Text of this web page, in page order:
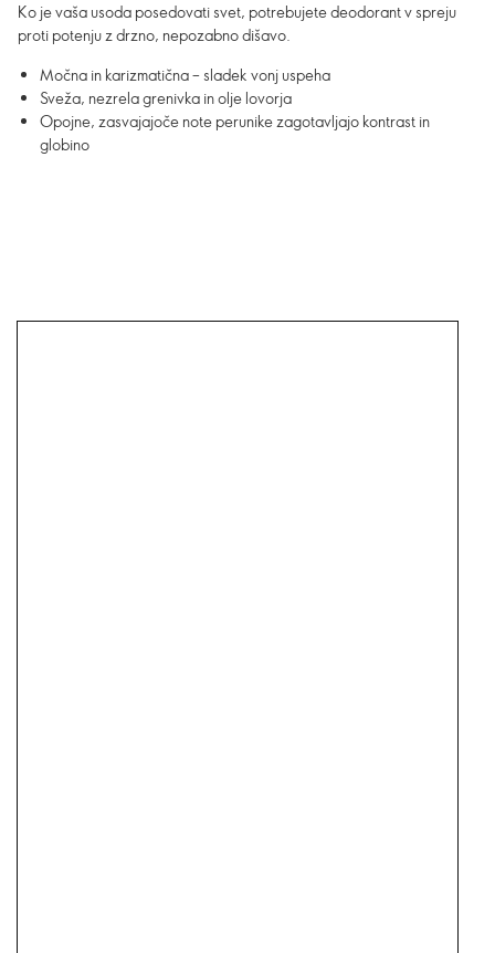
Ko je vaša usoda posedovati svet, potrebujete deodorant v spreju
proti potenju z drzno, nepozabno dišavo.
Močna in karizmatična – sladek vonj uspeha
Sveža, nezrela grenivka in olje lovorja
Opojne, zasvajajoče note perunike zagotavljajo kontrast in
globino